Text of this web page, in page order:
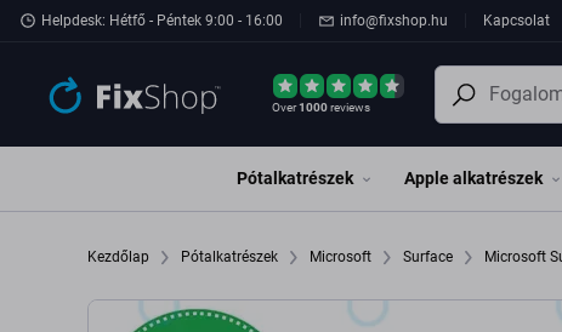
Ugrás az oldal fő részéhez
Helpdesk: Hétfő - Péntek 9:00 - 16:00 info@fixshop.hu Kapcsolat
Over1000reviews
Pótalkatrészek Apple alkatrészek
Kezdőlap Pótalkatrészek Microsoft Surface Microsoft